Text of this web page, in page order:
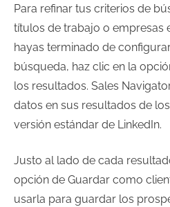
Para refinar tus criterios de
títulos de trabajo o empresas
hayas terminado de
búsqueda, haz clic en la
los resultados. Sales
datos en sus resultados de
versión estándar de LinkedIn.
Justo al lado de cada
opción de Guardar como
usarla para guardar los